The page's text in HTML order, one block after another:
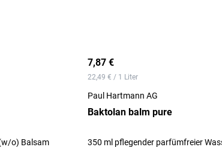
o) Balsam
7,87 €
22,49 € / 1 Liter
Paul Hartmann AG
Baktolan balm pure
350 ml pflegender parfümfreier